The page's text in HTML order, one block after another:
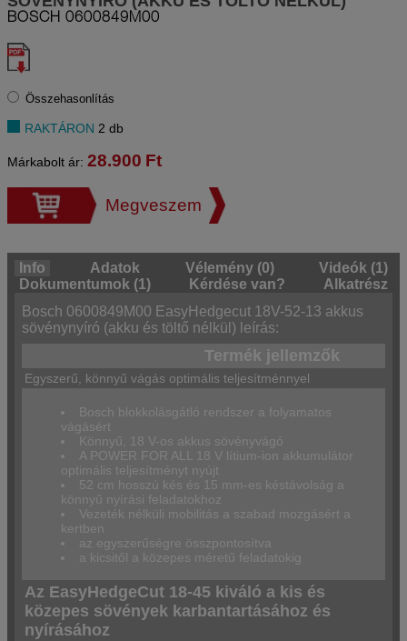
BOSCH 0600849M00
Összehasonlítás
RAKTÁRON 2 db
Márkabolt ár: 28.900 Ft
Megveszem
Info Adatok Vélemény (0)
Videók (1)
Dokumentumok (1)
Kérdése van?
Alkatrész
Bosch 0600849M00 EasyHedgecut 18V-52-13 akkus
sövénynyíró (akku és töltő nélkül) leírás:
Termék jellemzők
Egyszerű, könnyű vágás optimális teljesítménnyel
Bosch blokkolásgátló rendszer a folyamatos
vágásért
Könnyű, 18 V-os akkus sövényvágó
A POWER FOR ALL 18 V lítium-ion akkumulátor
optimális teljesítményt nyújt
52 cm hosszú kés és 15 mm-es késtávolság a
könnyű nyírási feladatokhoz
Vezeték nélküli mobilitás a szabad mozgásért a
kertben
az egyszerűségre összpontosítva
a kicsitől a közepes méretű feladatokig
Az EasyHedgeCut 18-45 kiváló a kis és
közepes sövények karbantartásához és
nyírásához